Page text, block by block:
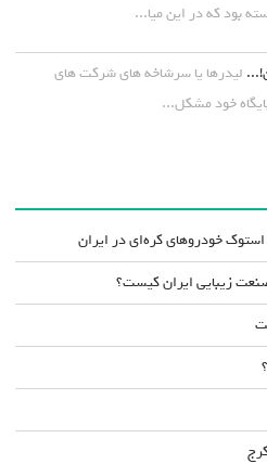
بود که در این میا...
لیدرها یا سرشاخه های شرکت های
خود مشکل...
خودروهای کره‌ای در ایران
زیبایی ایران کیست؟